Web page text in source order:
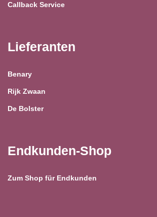
Callback Service
Lieferanten
Benary
Rijk Zwaan
De Bolster
Endkunden-Shop
Zum Shop für Endkunden